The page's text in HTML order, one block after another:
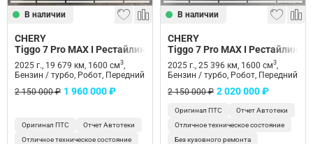
В наличии
CHERY
Tiggo 7 Pro MAX I Рестайлинг
2025 г., 19 679 км, 1600 см3,
Бензин / турбо, Робот, Передний
2 150 000 ₽ 1 960 000 ₽
Оригинал ПТС
Отчет Автотеки
Отличное техническое состояние
В наличии
CHERY
Tiggo 7 Pro MAX I Рестайлинг
2025 г., 25 396 км, 1600 см3,
Бензин / турбо, Робот, Передний
2 150 000 ₽ 2 020 000 ₽
Оригинал ПТС
Отчет Автотеки
Отличное техническое состояние
Без кузовного ремонта